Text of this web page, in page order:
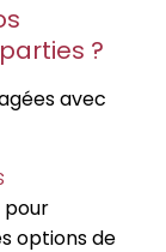
?
avec
pour
options de